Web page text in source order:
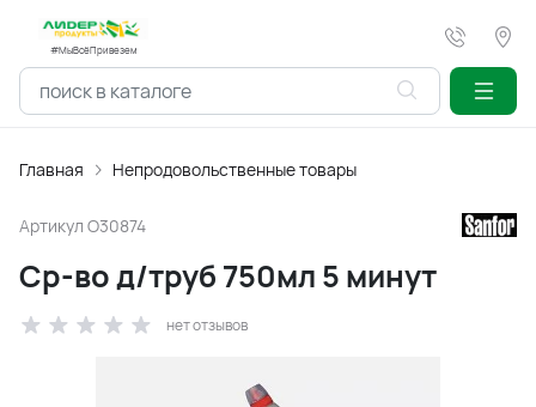
#МыВсёПривезем
Главная Непродовольственные товары
Артикул O30874
Ср-во д/труб 750мл 5 минут
нет отзывов